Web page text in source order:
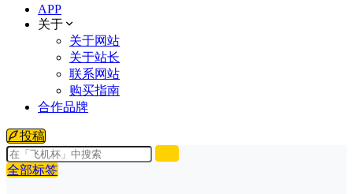
APP
关于
关于网站
关于站长
联系网站
购买指南
合作品牌
投稿
全部标签